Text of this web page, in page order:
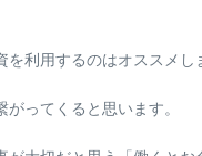
利用するのはオススメし
ってくると思います。